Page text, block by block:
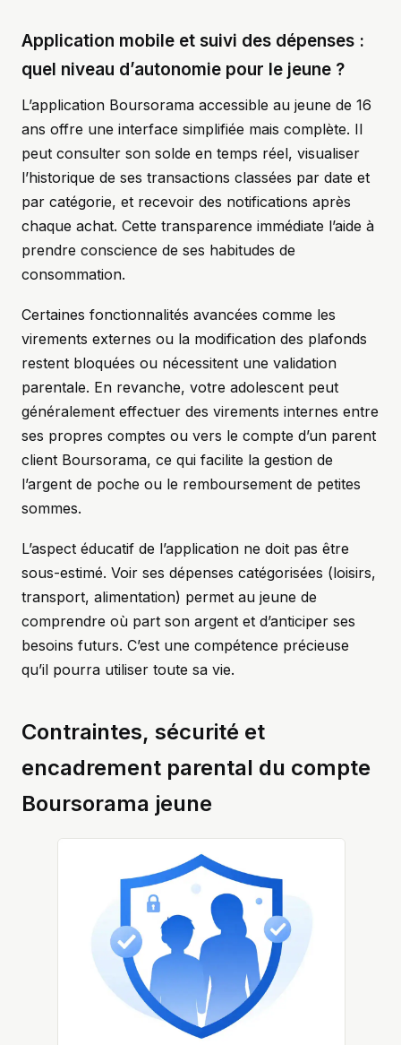
Application mobile et suivi des dépenses :
quel niveau d’autonomie pour le jeune ?
L’application Boursorama accessible au jeune de 16
ans offre une interface simplifiée mais complète. Il
peut consulter son solde en temps réel, visualiser
l’historique de ses transactions classées par date et
par catégorie, et recevoir des notifications après
chaque achat. Cette transparence immédiate l’aide à
prendre conscience de ses habitudes de
consommation.
Certaines fonctionnalités avancées comme les
virements externes ou la modification des plafonds
restent bloquées ou nécessitent une validation
parentale. En revanche, votre adolescent peut
généralement effectuer des virements internes entre
ses propres comptes ou vers le compte d’un parent
client Boursorama, ce qui facilite la gestion de
l’argent de poche ou le remboursement de petites
sommes.
L’aspect éducatif de l’application ne doit pas être
sous-estimé. Voir ses dépenses catégorisées (loisirs,
transport, alimentation) permet au jeune de
comprendre où part son argent et d’anticiper ses
besoins futurs. C’est une compétence précieuse
qu’il pourra utiliser toute sa vie.
Contraintes, sécurité et
encadrement parental du compte
Boursorama jeune